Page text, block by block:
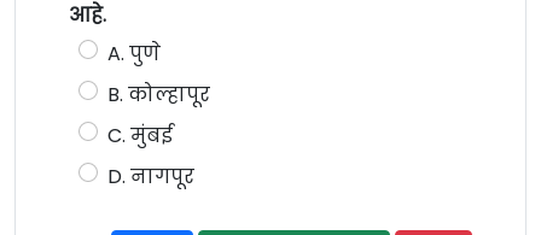
आहे.
A. पुणे
B. कोल्हापूर
C. मुंबई
D. नागपूर